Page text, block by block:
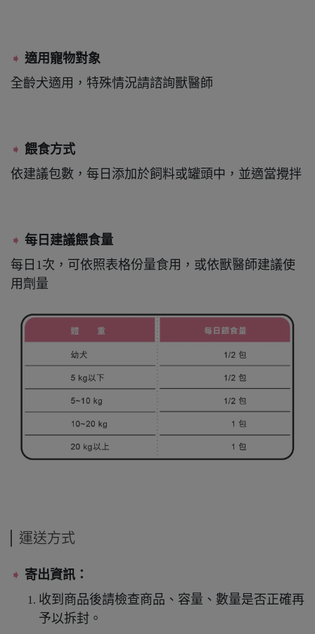
➧ 適用寵物對象
全齡犬適用，特殊情況請諮詢獸醫師
➧ 餵食方式
依建議包數，每日添加於飼料或罐頭中，並適當攪拌
➧ 每日建議餵食量
每日1次，可依照表格份量食用，或依獸醫師建議使
用劑量
運送方式
➧ 寄出資訊：
收到商品後請檢查商品、容量、數量是否正確再
予以拆封。